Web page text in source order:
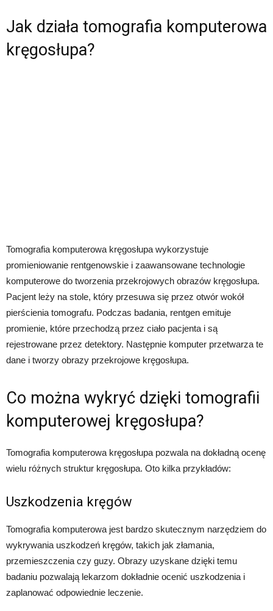
Jak działa tomografia komputerowa
kręgosłupa?
Tomografia komputerowa kręgosłupa wykorzystuje
promieniowanie rentgenowskie i zaawansowane technologie
komputerowe do tworzenia przekrojowych obrazów kręgosłupa.
Pacjent leży na stole, który przesuwa się przez otwór wokół
pierścienia tomografu. Podczas badania, rentgen emituje
promienie, które przechodzą przez ciało pacjenta i są
rejestrowane przez detektory. Następnie komputer przetwarza te
dane i tworzy obrazy przekrojowe kręgosłupa.
Co można wykryć dzięki tomografii
komputerowej kręgosłupa?
Tomografia komputerowa kręgosłupa pozwala na dokładną ocenę
wielu różnych struktur kręgosłupa. Oto kilka przykładów:
Uszkodzenia kręgów
Tomografia komputerowa jest bardzo skutecznym narzędziem do
wykrywania uszkodzeń kręgów, takich jak złamania,
przemieszczenia czy guzy. Obrazy uzyskane dzięki temu
badaniu pozwalają lekarzom dokładnie ocenić uszkodzenia i
zaplanować odpowiednie leczenie.